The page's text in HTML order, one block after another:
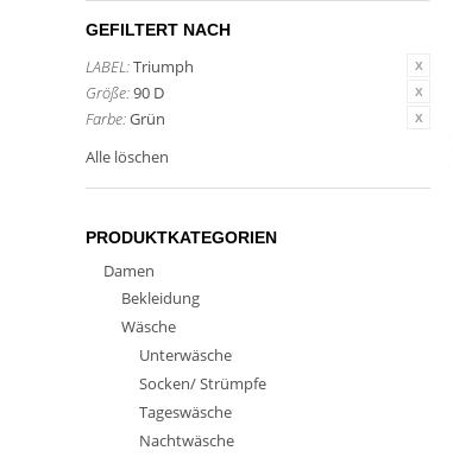
GEFILTERT NACH
LABEL:Triumph
Größe:90 D
Farbe:Grün
Alle löschen
PRODUKTKATEGORIEN
Damen
Bekleidung
Wäsche
Unterwäsche
Socken/ Strümpfe
Tageswäsche
Nachtwäsche